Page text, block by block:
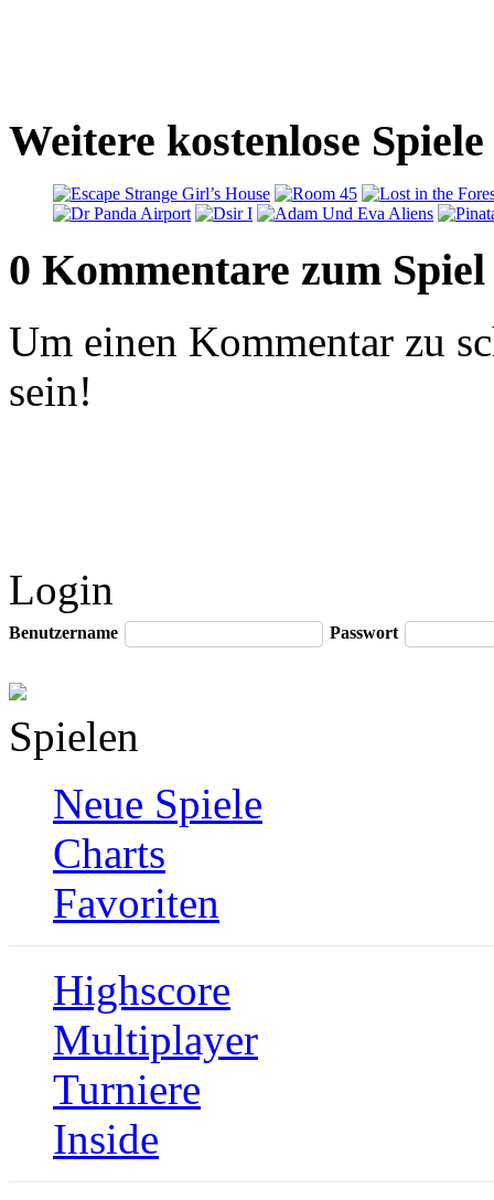
Weitere kostenlose
0 Kommentare zum Spiel
Um einen Kommentar zu
sein!
Login
Benutzername Passwort
Spielen
Neue Spiele
Charts
Favoriten
Highscore
Multiplayer
Turniere
Inside